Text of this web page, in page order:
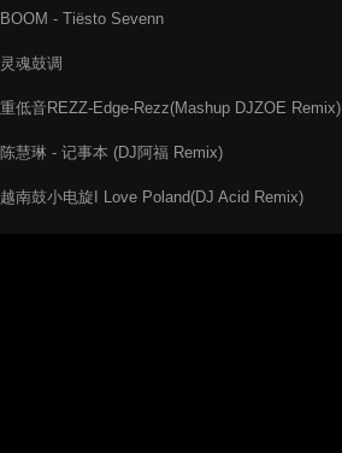
BOOM - Tiësto Sevenn
灵魂鼓调
重低音REZZ-Edge-Rezz(Mashup DJZOE Remix)
陈慧琳 - 记事本 (DJ阿福 Remix)
越南鼓小电旋I Love Poland(DJ Acid Remix)